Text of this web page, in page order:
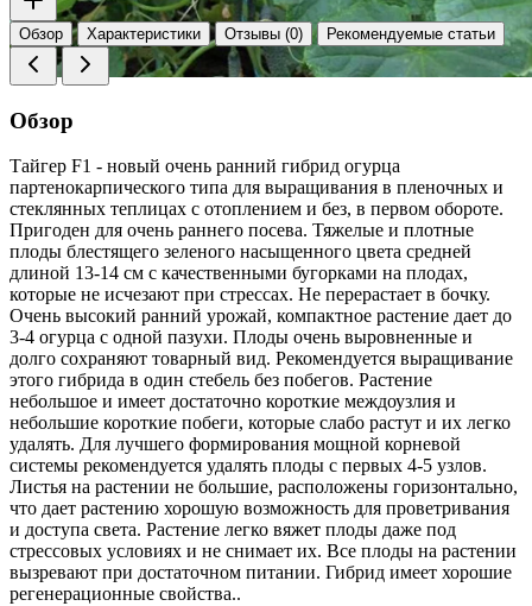
Обзор Характеристики Отзывы (0) Рекомендуемые статьи
Обзор
Tайгер F1 - новый очень ранний гибрид огурца
партенокарпического типа для выращивания в пленочных и
стеклянных теплицах с отоплением и без, в первом обороте.
Пригоден для очень раннего посева. Тяжелые и плотные
плоды блестящего зеленого насыщенного цвета средней
длиной 13-14 см с качественными бугорками на плодах,
которые не исчезают при стрессах. Не перерастает в бочку.
Очень высокий ранний урожай, компактное растение дает до
3-4 огурца с одной пазухи. Плоды очень выровненные и
долго сохраняют товарный вид. Рекомендуется выращивание
этого гибрида в один стебель без побегов. Растение
небольшое и имеет достаточно короткие междоузлия и
небольшие короткие побеги, которые слабо растут и их легко
удалять. Для лучшего формирования мощной корневой
системы рекомендуется удалять плоды с первых 4-5 узлов.
Листья на растении не большие, расположены горизонтально,
что дает растению хорошую возможность для проветривания
и доступа света. Растение легко вяжет плоды даже под
стрессовых условиях и не снимает их. Все плоды на растении
вызревают при достаточном питании. Гибрид имеет хорошие
регенерационные свойства..